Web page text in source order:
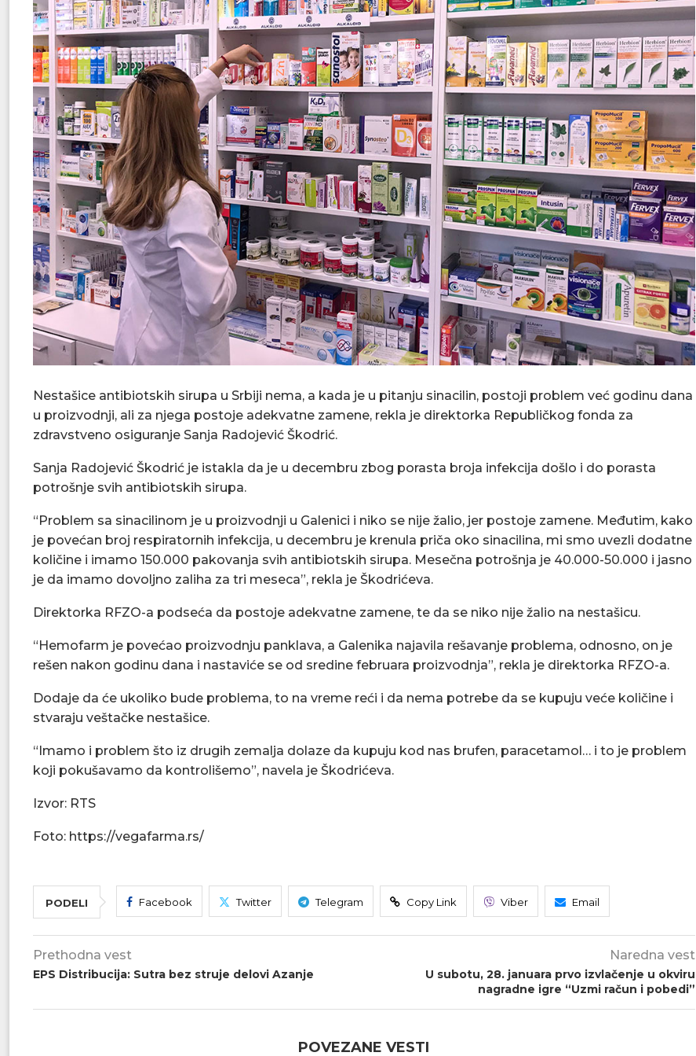
Nestašice antibiotskih sirupa u Srbiji nema, a kada je u pitanju sinacilin, postoji problem već godinu dana
u proizvodnji, ali za njega postoje adekvatne zamene, rekla je direktorka Republičkog fonda za
zdravstveno osiguranje Sanja Radojević Škodrić.
Sanja Radojević Škodrić je istakla da je u decembru zbog porasta broja infekcija došlo i do porasta
potrošnje svih antibiotskih sirupa.
“Problem sa sinacilinom je u proizvodnji u Galenici i niko se nije žalio, jer postoje zamene. Međutim, kako
je povećan broj respiratornih infekcija, u decembru je krenula priča oko sinacilina, mi smo uvezli dodatne
količine i imamo 150.000 pakovanja svih antibiotskih sirupa. Mesečna potrošnja je 40.000-50.000 i jasno
je da imamo dovoljno zaliha za tri meseca”, rekla je Škodrićeva.
Direktorka RFZO-a podseća da postoje adekvatne zamene, te da se niko nije žalio na nestašicu.
“Hemofarm je povećao proizvodnju panklava, a Galenika najavila rešavanje problema, odnosno, on je
rešen nakon godinu dana i nastaviće se od sredine februara proizvodnja”, rekla je direktorka RFZO-a.
Dodaje da će ukoliko bude problema, to na vreme reći i da nema potrebe da se kupuju veće količine i
stvaraju veštačke nestašice.
“Imamo i problem što iz drugih zemalja dolaze da kupuju kod nas brufen, paracetamol… i to je problem
koji pokušavamo da kontrolišemo”, navela je Škodrićeva.
Izvor: RTS
Foto: https://vegafarma.rs/
PODELI Facebook Twitter Telegram Copy Link Viber Email
Prethodna vest
EPS Distribucija: Sutra bez struje delovi Azanje
Naredna vest
U subotu, 28. januara prvo izvlačenje u okviru
nagradne igre “Uzmi račun i pobedi”
POVEZANE VESTI